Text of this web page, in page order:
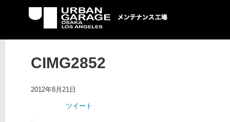
UG メンテナンス工場
CIMG2852
2012年8月21日
ツイート